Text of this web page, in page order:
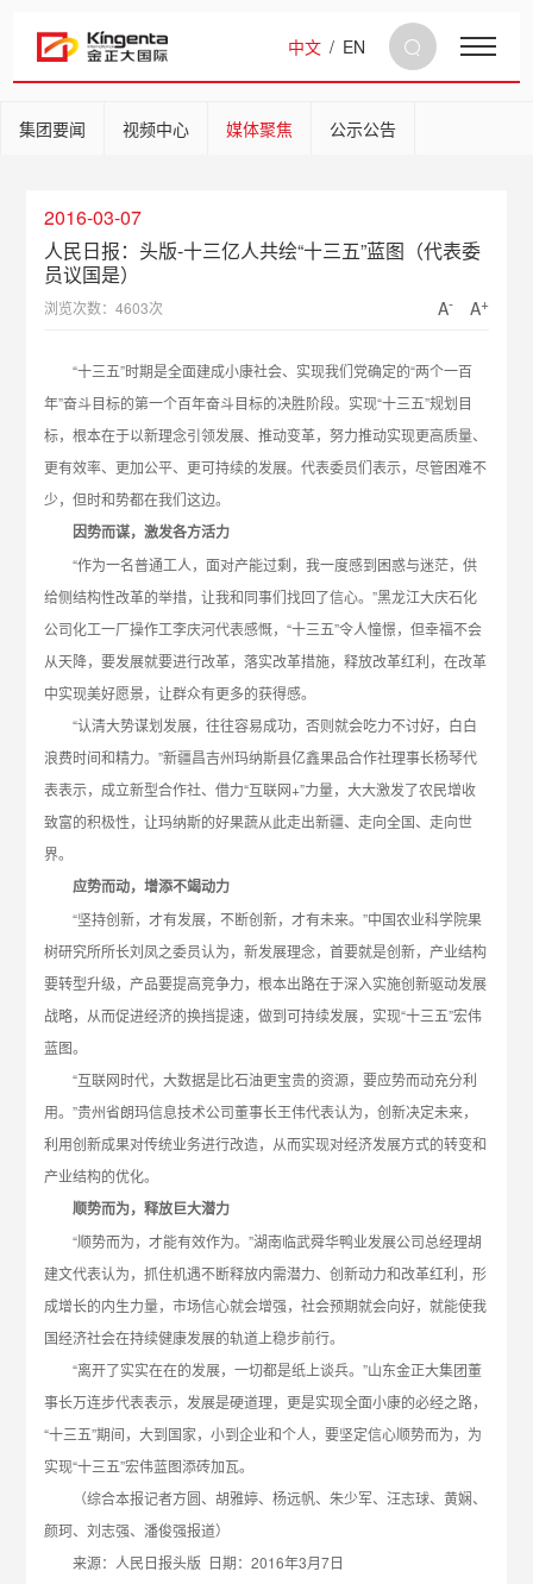
中文 / EN
集团要闻 视频中心 媒体聚焦 公示公告
2016-03-07
人民日报：头版-十三亿人共绘“十三五”蓝图（代表委
员议国是）
浏览次数：4603次 A- A+
“十三五”时期是全面建成小康社会、实现我们党确定的“两个一百
年”奋斗目标的第一个百年奋斗目标的决胜阶段。实现“十三五”规划目
标，根本在于以新理念引领发展、推动变革，努力推动实现更高质量、
更有效率、更加公平、更可持续的发展。代表委员们表示，尽管困难不
少，但时和势都在我们这边。
因势而谋，激发各方活力
“作为一名普通工人，面对产能过剩，我一度感到困惑与迷茫，供
给侧结构性改革的举措，让我和同事们找回了信心。”黑龙江大庆石化
公司化工一厂操作工李庆河代表感慨，“十三五”令人憧憬，但幸福不会
从天降，要发展就要进行改革，落实改革措施，释放改革红利，在改革
中实现美好愿景，让群众有更多的获得感。
“认清大势谋划发展，往往容易成功，否则就会吃力不讨好，白白
浪费时间和精力。”新疆昌吉州玛纳斯县亿鑫果品合作社理事长杨琴代
表表示，成立新型合作社、借力“互联网+”力量，大大激发了农民增收
致富的积极性，让玛纳斯的好果蔬从此走出新疆、走向全国、走向世
界。
应势而动，增添不竭动力
“坚持创新，才有发展，不断创新，才有未来。”中国农业科学院果
树研究所所长刘凤之委员认为，新发展理念，首要就是创新，产业结构
要转型升级，产品要提高竞争力，根本出路在于深入实施创新驱动发展
战略，从而促进经济的换挡提速，做到可持续发展，实现“十三五”宏伟
蓝图。
“互联网时代，大数据是比石油更宝贵的资源，要应势而动充分利
用。”贵州省朗玛信息技术公司董事长王伟代表认为，创新决定未来，
利用创新成果对传统业务进行改造，从而实现对经济发展方式的转变和
产业结构的优化。
顺势而为，释放巨大潜力
“顺势而为，才能有效作为。”湖南临武舜华鸭业发展公司总经理胡
建文代表认为，抓住机遇不断释放内需潜力、创新动力和改革红利，形
成增长的内生力量，市场信心就会增强，社会预期就会向好，就能使我
国经济社会在持续健康发展的轨道上稳步前行。
“离开了实实在在的发展，一切都是纸上谈兵。”山东金正大集团董
事长万连步代表表示，发展是硬道理，更是实现全面小康的必经之路，
“十三五”期间，大到国家，小到企业和个人，要坚定信心顺势而为，为
实现“十三五”宏伟蓝图添砖加瓦。
（综合本报记者方圆、胡雅婷、杨远帆、朱少军、汪志球、黄娴、
颜珂、刘志强、潘俊强报道）
来源：人民日报头版 日期：2016年3月7日